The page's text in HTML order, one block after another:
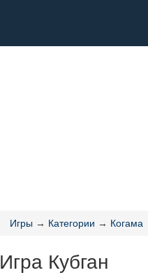
Игры → Категории → Когама
Игра Кубган